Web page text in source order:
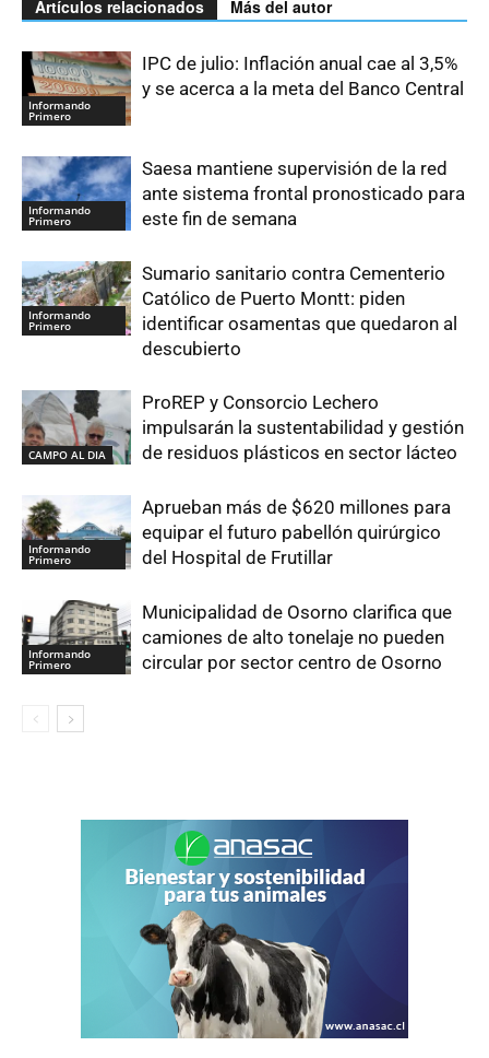
Artículos relacionados Más del autor
Informando
Primero
IPC de julio: Inflación anual cae al 3,5%
y se acerca a la meta del Banco Central
Informando
Primero
Saesa mantiene supervisión de la red
ante sistema frontal pronosticado para
este fin de semana
Informando
Primero
Sumario sanitario contra Cementerio
Católico de Puerto Montt: piden
identificar osamentas que quedaron al
descubierto
CAMPO AL DIA
ProREP y Consorcio Lechero
impulsarán la sustentabilidad y gestión
de residuos plásticos en sector lácteo
Informando
Primero
Aprueban más de $620 millones para
equipar el futuro pabellón quirúrgico
del Hospital de Frutillar
Informando
Primero
Municipalidad de Osorno clarifica que
camiones de alto tonelaje no pueden
circular por sector centro de Osorno